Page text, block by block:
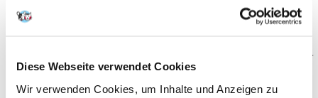
Diese Webseite verwendet Cookies
Wir verwenden Cookies, um Inhalte und Anzeigen zu
wird.
Sie wurde erstmals 1889 von Henri Parinaud
beschrieben. In der Internationalen Statistischen Klassifikation
Diseases and Related Health Problems
Nummer A28.1.